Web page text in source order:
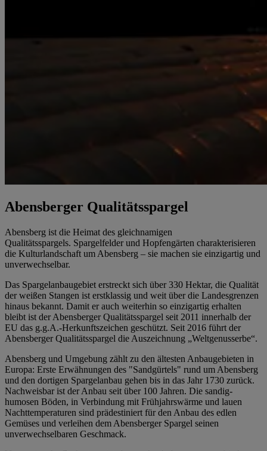
Abensberger Qualitätsspargel
Abensberg ist die Heimat des gleichnamigen
Qualitätsspargels. Spargelfelder und Hopfengärten charakterisieren
die Kulturlandschaft um Abensberg – sie machen sie einzigartig und
unverwechselbar.
Das Spargelanbaugebiet erstreckt sich über 330 Hektar, die Qualität
der weißen Stangen ist erstklassig und weit über die Landesgrenzen
hinaus bekannt. Damit er auch weiterhin so einzigartig erhalten
bleibt ist der Abensberger Qualitätsspargel seit 2011 innerhalb der
EU das g.g.A.-Herkunftszeichen geschützt. Seit 2016 führt der
Abensberger Qualitätsspargel die Auszeichnung „Weltgenusserbe“.
Abensberg und Umgebung zählt zu den ältesten Anbaugebieten in
Europa: Erste Erwähnungen des "Sandgürtels" rund um Abensberg
und den dortigen Spargelanbau gehen bis in das Jahr 1730 zurück.
Nachweisbar ist der Anbau seit über 100 Jahren. Die sandig-
humosen Böden, in Verbindung mit Frühjahrswärme und lauen
Nachttemperaturen sind prädestiniert für den Anbau des edlen
Gemüses und verleihen dem Abensberger Spargel seinen
unverwechselbaren Geschmack.